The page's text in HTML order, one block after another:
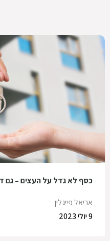
כסף לא גדל על העצים – גם
אריאל פייגלין
9 יולי 2023